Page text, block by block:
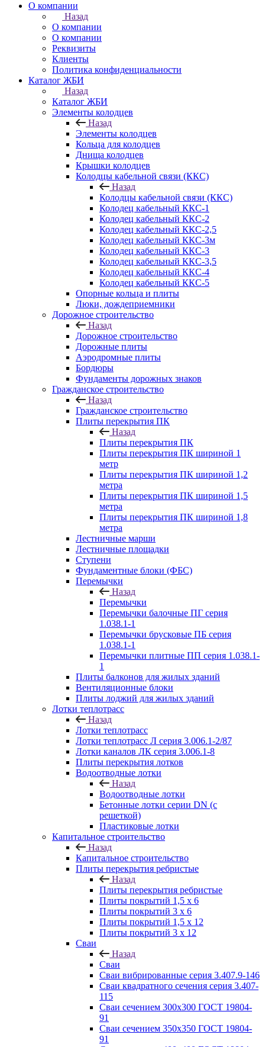
О компании
Назад
О компании
О компании
Реквизиты
Клиенты
Политика конфиденциальности
Каталог ЖБИ
Назад
Каталог ЖБИ
Элементы колодцев
Назад
Элементы колодцев
Кольца для колодцев
Днища колодцев
Крышки колодцев
Колодцы кабельной связи (ККС)
Назад
Колодцы кабельной связи (ККС)
Колодец кабельный ККС-1
Колодец кабельный ККС-2
Колодец кабельный ККС-2,5
Колодец кабельный ККС-3м
Колодец кабельный ККС-3
Колодец кабельный ККС-3,5
Колодец кабельный ККС-4
Колодец кабельный ККС-5
Опорные кольца и плиты
Люки, дождеприемники
Дорожное строительство
Назад
Дорожное строительство
Дорожные плиты
Аэродромные плиты
Бордюры
Фундаменты дорожных знаков
Гражданское строительство
Назад
Гражданское строительство
Плиты перекрытия ПК
Назад
Плиты перекрытия ПК
Плиты перекрытия ПК шириной 1
метр
Плиты перекрытия ПК шириной 1,2
метра
Плиты перекрытия ПК шириной 1,5
метра
Плиты перекрытия ПК шириной 1,8
метра
Лестничные марши
Лестничные площадки
Ступени
Фундаментные блоки (ФБС)
Перемычки
Назад
Перемычки
Перемычки балочные ПГ серия
1.038.1-1
Перемычки брусковые ПБ серия
1.038.1-1
Перемычки плитные ПП серия 1.038.1-
1
Плиты балконов для жилых зданий
Вентиляционные блоки
Плиты лоджий для жилых зданий
Лотки теплотрасс
Назад
Лотки теплотрасс
Лотки теплотрасс Л серия 3.006.1-2/87
Лотки каналов ЛК серия 3.006.1-8
Плиты перекрытия лотков
Водоотводные лотки
Назад
Водоотводные лотки
Бетонные лотки серии DN (с
решеткой)
Пластиковые лотки
Капитальное строительство
Назад
Капитальное строительство
Плиты перекрытия ребристые
Назад
Плиты перекрытия ребристые
Плиты покрытий 1,5 x 6
Плиты покрытий 3 x 6
Плиты покрытий 1,5 x 12
Плиты покрытий 3 x 12
Сваи
Назад
Сваи
Сваи вибрированные серия 3.407.9-146
Сваи квадратного сечения серия 3.407-
115
Сваи сечением 300х300 ГОСТ 19804-
91
Сваи сечением 350х350 ГОСТ 19804-
91